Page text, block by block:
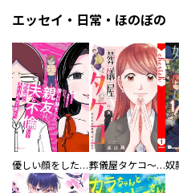
エッセイ・日常・ほのぼの
優しい顔をした親友は、夫と不倫して私の家に入り込んできた。 葬儀屋タケコ～あなたの最期、叶えます【電子単行本版】